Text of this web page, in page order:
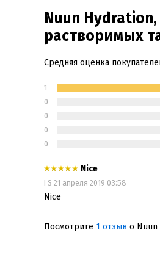
Nuun
растворимых
Средняя оценка
1
0
0
0
0
Nice
I S 21 апреля 2019 03:58
Nice
Посмотрите 1 отзыв о Nuun